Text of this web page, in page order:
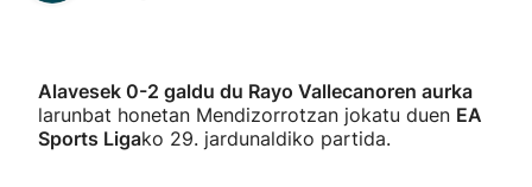
Alavesek 0-2 galdu du Rayo Vallecanoren aurka
larunbat honetan Mendizorrotzan jokatu duen EA
Sports Ligako 29. jardunaldiko partida.